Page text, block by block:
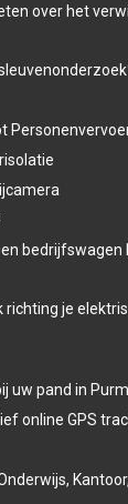
over het
bedrijfswagen
je
uw pand in
online GPS